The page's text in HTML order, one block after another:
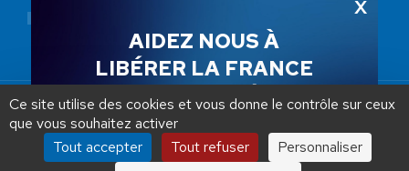
AIDEZ NOUS À
LIBÉRER LA FRANCE
JE FAIS UN DON À DLF
ADHÉSION 20 € 50 € 100 €
Ce site utilise des cookies et vous donne le contrôle sur ceux
que vous souhaitez activer
Tout accepter
Tout refuser Personnaliser